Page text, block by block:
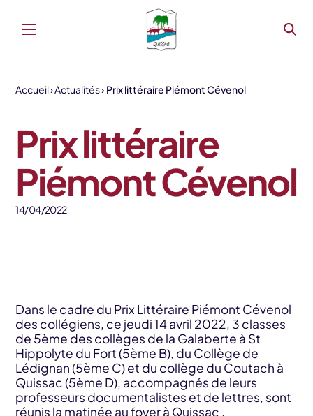
Accueil Actualités Prix littéraire Piémont Cévenol
Prix littéraire
Piémont Cévenol
14/04/2022
Dans le cadre du Prix Littéraire Piémont Cévenol
des collégiens, ce jeudi 14 avril 2022, 3 classes
de 5ème des collèges de la Galaberte à St
Hippolyte du Fort (5ème B), du Collège de
Lédignan (5ème C) et du collège du Coutach à
Quissac (5ème D), accompagnés de leurs
professeurs documentalistes et de lettres, sont
réunis la matinée au foyer à Quissac .